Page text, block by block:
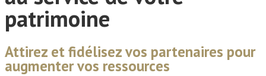
patrimoine
Attirez et fidélisez vos partenaires pour
augmenter vos ressources